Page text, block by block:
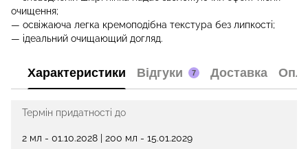
очищення;
— освіжаюча легка кремоподібна текстура без липкості;
— ідеальний очищающий догляд.
Характеристики Відгуки 7 Доставка
Термін придатності до
2 мл - 01.10.2028 | 200 мл - 15.01.2029